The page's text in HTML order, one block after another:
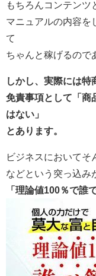
もちろんコンテンツ
マニュアルの内容を
て
ちゃんと稼げるので
しかし、実際には特
免責事項として「商
はない」
とあります。
ビジネスにおいてそ
などという突っ込み
「理論値100％で誰